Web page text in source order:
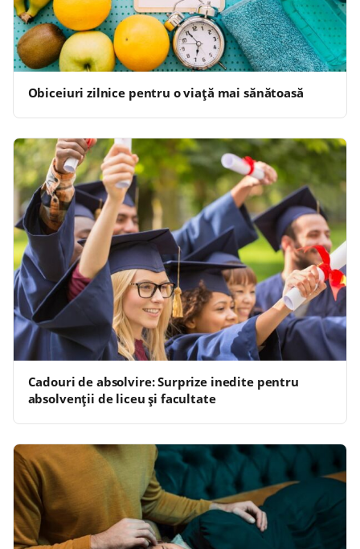
Obiceiuri zilnice pentru o viață mai sănătoasă
Cadouri de absolvire: Surprize inedite pentru
absolvenții de liceu și facultate